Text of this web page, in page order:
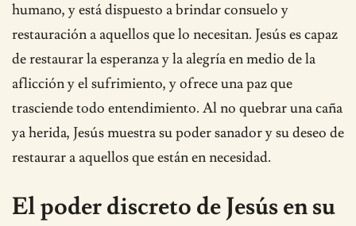
humano, y está dispuesto a brindar consuelo y
restauración a aquellos que lo necesitan. Jesús es capaz
de restaurar la esperanza y la alegría en medio de la
aflicción y el sufrimiento, y ofrece una paz que
trasciende todo entendimiento. Al no quebrar una caña
ya herida, Jesús muestra su poder sanador y su deseo de
restaurar a aquellos que están en necesidad.
El poder discreto de Jesús en su